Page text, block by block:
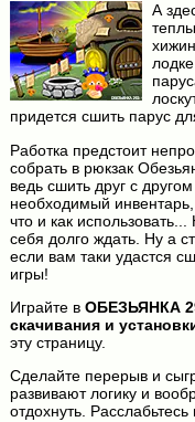
А
придется сшить парус
Работка предстоит
собрать в рюкзак
ведь сшить друг с
необходимый
что и как
себя долго ждать. Ну а
если вам таки удастся
игры!
Играйте в ОБЕЗЬЯНКА
скачивания и
эту страницу.
Сделайте перерыв и
развивают логику и
отдохнуть.